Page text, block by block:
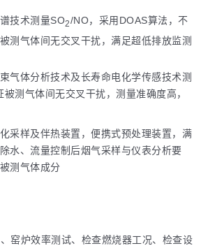
技术测量SO2/NO，采用DOAS算法，不
测气体间无交叉干扰，满足超低排放监测
气体分析技术及长寿命电化学传感技术测
被测气体间无交叉干扰，测量准确度高，
采样及伴热装置，便携式预处理装置，满
水、流量控制后烟气采样与仪表分析要
测气体成分
窑炉效率测试、检查燃烧器工况、检查设